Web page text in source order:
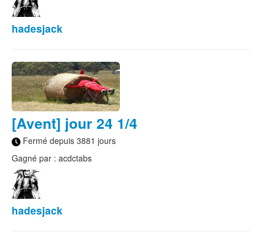
hadesjack
[Avent] jour 24 1/4
Fermé depuis 3881 jours
Gagné par : acdctabs
hadesjack